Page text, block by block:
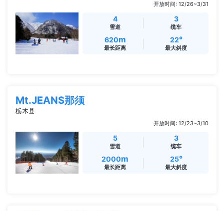
开放时间: 12/26~3/31
4
雪道
3
缆车
620m
最长距离
22°
最大斜度
Mt.JEANS那须
栃木县
开放时间: 12/23~3/10
5
雪道
3
缆车
2000m
最长距离
25°
最大斜度